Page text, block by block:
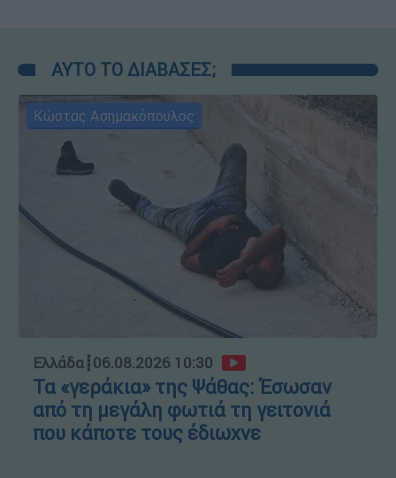
ΑΥΤΟ ΤΟ ΔΙΑΒΑΣΕΣ;
Κώστας Ασημακόπουλος
Ελλάδα┋06.08.2026 10:30
Τα «γεράκια» της Ψάθας: Έσωσαν
από τη μεγάλη φωτιά τη γειτονιά
που κάποτε τους έδιωχνε